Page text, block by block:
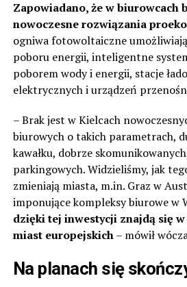
Zapowiadano, że w biurowcach
nowoczesne rozwiązania
ogniwa fotowoltaiczne
poboru energii, inteligentne
poborem wody i energii, stacje
elektrycznych i urządzeń
– Brak jest w Kielcach
biurowych o takich parametrach,
kawałku, dobrze
parkingowych. Widzieliśmy, jak
zmieniają miasta, m.in. Graz w
imponujące kompleksy biurowe w
dzięki tej inwestycji znajdą się
miast europejskich– mówił
Na planach się